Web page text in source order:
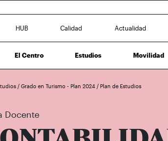
HUB Calidad Actualidad
El Centro Estudios Movilidad
/ Grado en Turismo - Plan 2024 / Plan de Estudios
Docente